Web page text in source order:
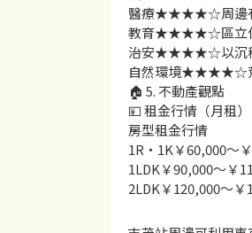
醫療★★★★☆周邊有
教育★★★★☆區立保
治安★★★★☆以沉穩
自然環境★★★★☆荒
🏠 5. 不動產觀點
💴 租金行情（月租）
房型租金行情
1R・1K￥60,000〜
1LDK￥90,000〜￥
2LDK￥120,000〜￥